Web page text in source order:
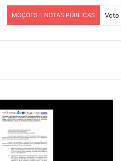
MOÇÕES E NOTAS PÚBLICAS Voto